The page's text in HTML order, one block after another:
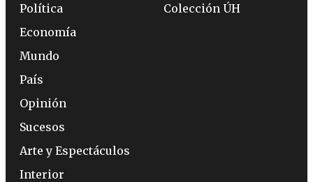
Política
Economía
Mundo
País
Opinión
Sucesos
Arte y Espectáculos
Interior
Colección ÚH